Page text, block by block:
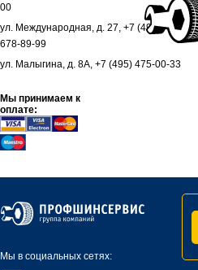
00
ул. Международная, д. 27, +7 (495)
678-89-99
ул. Малыгина, д. 8А, +7 (495) 475-00-33
Мы принимаем к
оплате:
Мы в социальных сетях: